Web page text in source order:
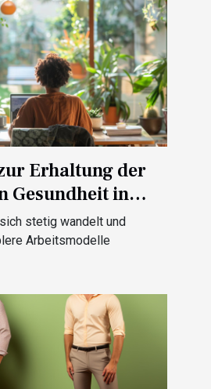
Erhaltung der
Gesundheit in
stetig wandelt und
Arbeitsmodelle